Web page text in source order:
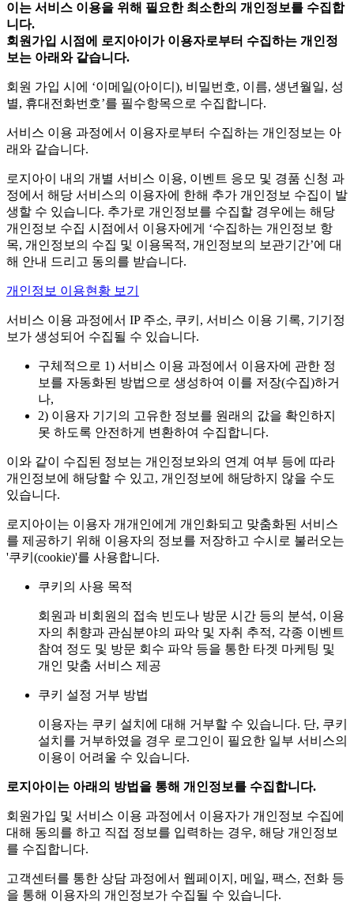
이는 서비스 이용을 위해 필요한 최소한의 개인정보를 수집합
니다.
회원가입 시점에 로지아이가 이용자로부터 수집하는 개인정
보는 아래와 같습니다.
회원 가입 시에 ‘이메일(아이디), 비밀번호, 이름, 생년월일, 성
별, 휴대전화번호’를 필수항목으로 수집합니다.
서비스 이용 과정에서 이용자로부터 수집하는 개인정보는 아
래와 같습니다.
로지아이 내의 개별 서비스 이용, 이벤트 응모 및 경품 신청 과
정에서 해당 서비스의 이용자에 한해 추가 개인정보 수집이 발
생할 수 있습니다. 추가로 개인정보를 수집할 경우에는 해당
개인정보 수집 시점에서 이용자에게 ‘수집하는 개인정보 항
목, 개인정보의 수집 및 이용목적, 개인정보의 보관기간’에 대
해 안내 드리고 동의를 받습니다.
개인정보 이용현황 보기
서비스 이용 과정에서 IP 주소, 쿠키, 서비스 이용 기록, 기기정
보가 생성되어 수집될 수 있습니다.
구체적으로 1) 서비스 이용 과정에서 이용자에 관한 정
보를 자동화된 방법으로 생성하여 이를 저장(수집)하거
나,
2) 이용자 기기의 고유한 정보를 원래의 값을 확인하지
못 하도록 안전하게 변환하여 수집합니다.
이와 같이 수집된 정보는 개인정보와의 연계 여부 등에 따라
개인정보에 해당할 수 있고, 개인정보에 해당하지 않을 수도
있습니다.
로지아이는 이용자 개개인에게 개인화되고 맞춤화된 서비스
를 제공하기 위해 이용자의 정보를 저장하고 수시로 불러오는
'쿠키(cookie)'를 사용합니다.
쿠키의 사용 목적
회원과 비회원의 접속 빈도나 방문 시간 등의 분석, 이용
자의 취향과 관심분야의 파악 및 자취 추적, 각종 이벤트
참여 정도 및 방문 회수 파악 등을 통한 타겟 마케팅 및
개인 맞춤 서비스 제공
쿠키 설정 거부 방법
이용자는 쿠키 설치에 대해 거부할 수 있습니다. 단, 쿠키
설치를 거부하였을 경우 로그인이 필요한 일부 서비스의
이용이 어려울 수 있습니다.
로지아이는 아래의 방법을 통해 개인정보를 수집합니다.
회원가입 및 서비스 이용 과정에서 이용자가 개인정보 수집에
대해 동의를 하고 직접 정보를 입력하는 경우, 해당 개인정보
를 수집합니다.
고객센터를 통한 상담 과정에서 웹페이지, 메일, 팩스, 전화 등
을 통해 이용자의 개인정보가 수집될 수 있습니다.